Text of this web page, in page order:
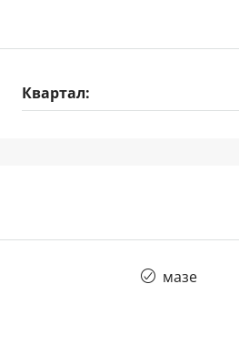
Квартал:
мазе